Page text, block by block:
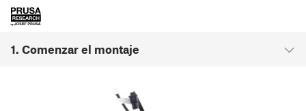
1. Comenzar el montaje